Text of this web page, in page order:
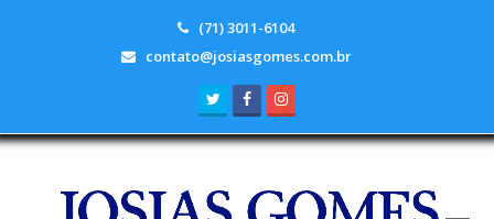
(71) 3011-6104
contato@josiasgomes.com.br
TwitterFacebook